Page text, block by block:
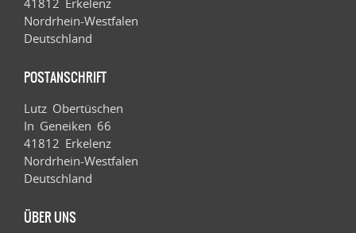
Nordrhein-Westfalen
Deutschland
POSTANSCHRIFT
Lutz Obertüschen
In Geneiken 66
41812 Erkelenz
Nordrhein-Westfalen
Deutschland
ÜBER UNS